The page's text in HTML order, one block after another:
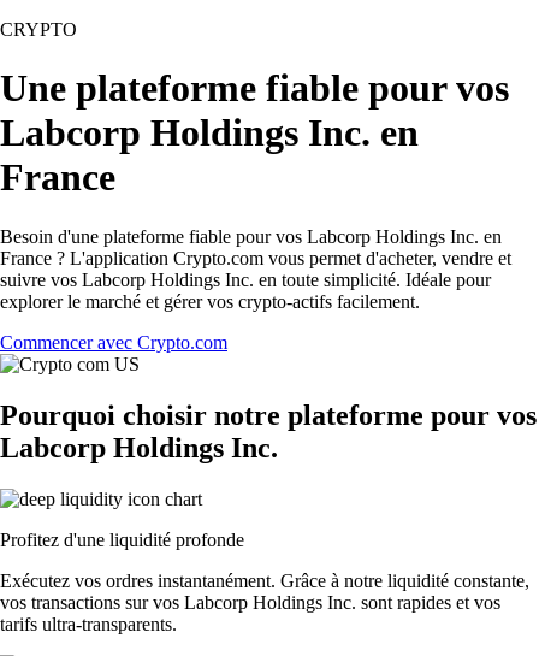
CRYPTO
Une plateforme fiable pour vos
Labcorp Holdings Inc. en
France
Besoin d'une plateforme fiable pour vos Labcorp Holdings Inc. en
France ? L'application Crypto.com vous permet d'acheter, vendre et
suivre vos Labcorp Holdings Inc. en toute simplicité. Idéale pour
explorer le marché et gérer vos crypto-actifs facilement.
Commencer avec Crypto.com
Pourquoi choisir notre plateforme pour vos
Labcorp Holdings Inc.
Profitez d'une liquidité profonde
Exécutez vos ordres instantanément. Grâce à notre liquidité constante,
vos transactions sur vos Labcorp Holdings Inc. sont rapides et vos
tarifs ultra-transparents.